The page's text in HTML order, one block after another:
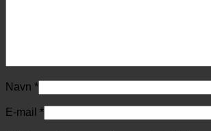
Navn *
E-mail *